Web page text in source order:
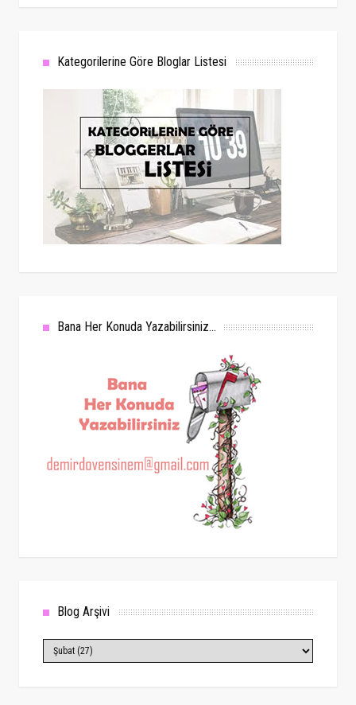
Kategorilerine Göre Bloglar Listesi
Bana Her Konuda Yazabilirsiniz...
Blog Arşivi